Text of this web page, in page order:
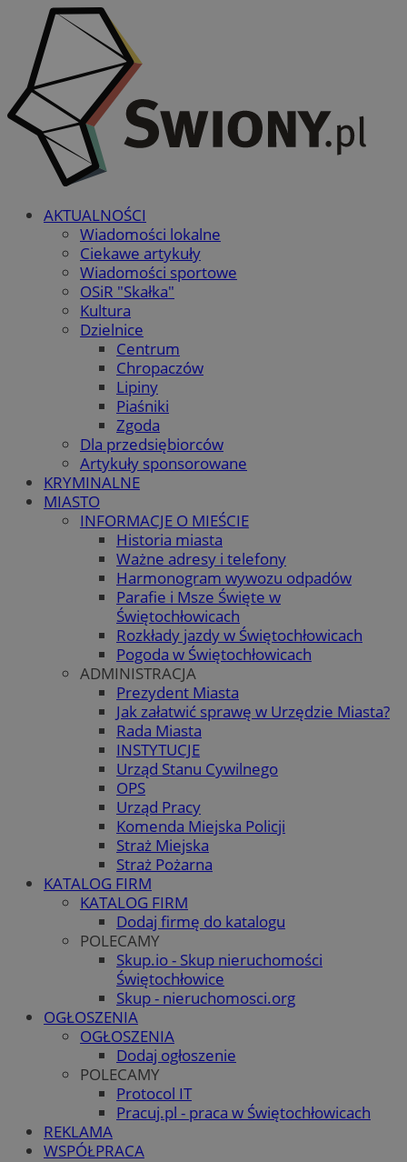
AKTUALNOŚCI
Wiadomości lokalne
Ciekawe artykuły
Wiadomości sportowe
OSiR "Skałka"
Kultura
Dzielnice
Centrum
Chropaczów
Lipiny
Piaśniki
Zgoda
Dla przedsiębiorców
Artykuły sponsorowane
KRYMINALNE
MIASTO
INFORMACJE O MIEŚCIE
Historia miasta
Ważne adresy i telefony
Harmonogram wywozu odpadów
Parafie i Msze Święte w
Świętochłowicach
Rozkłady jazdy w Świętochłowicach
Pogoda w Świętochłowicach
ADMINISTRACJA
Prezydent Miasta
Jak załatwić sprawę w Urzędzie Miasta?
Rada Miasta
INSTYTUCJE
Urząd Stanu Cywilnego
OPS
Urząd Pracy
Komenda Miejska Policji
Straż Miejska
Straż Pożarna
KATALOG FIRM
KATALOG FIRM
Dodaj firmę do katalogu
POLECAMY
Skup.io - Skup nieruchomości
Świętochłowice
Skup - nieruchomosci.org
OGŁOSZENIA
OGŁOSZENIA
Dodaj ogłoszenie
POLECAMY
Protocol IT
Pracuj.pl - praca w Świętochłowicach
REKLAMA
WSPÓŁPRACA